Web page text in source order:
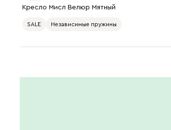
Кресло Мисл Велюр Мятный
SALE Независимые пружины